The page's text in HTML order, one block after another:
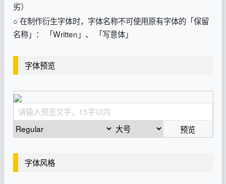
劣）
○ 在制作衍生字体时，字体名称不可使用原有字体的「保留
名称」： 「Written」、 「写意体」
字体预览
预览
字体风格